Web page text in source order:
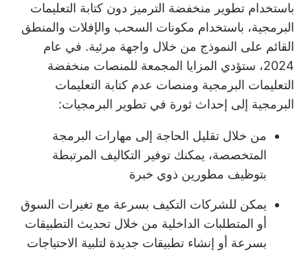
باستخدام تطوير منخفضة الترميز دون كتابة التعليمات
البرمجية، باستخدام مكونات السحب والإفلات والمنطق
القائم على النموذج من خلال واجهة مرئية. في عام
2024، ستؤدي المزايا المجمعة للمنصات منخفضة
التعليمات البرمجية ومنصات عدم كتابة التعليمات
البرمجية إلى إحداث ثورة في تطوير البرمجيات:
من خلال تقليل الحاجة إلى مهارات البرمجة
المتخصصة، يمكنك توفير التكاليف المرتبطة
بتوظيف مطورين ذوي خبرة
يمكن للشركات التكيف بسرعة مع تغيرات السوق
أو المتطلبات الداخلية من خلال تحديث التطبيقات
بسرعة أو إنشاء تطبيقات جديدة لتلبية الاحتياجات